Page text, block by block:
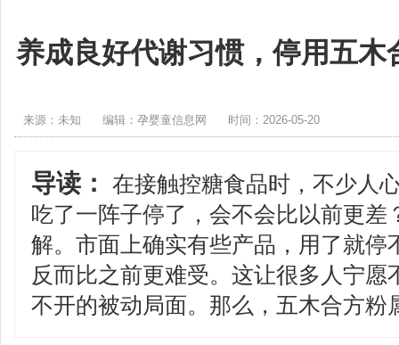
养成良好代谢习惯，停用五木
来源：未知 编辑：孕婴童信息网 时间：2026-05-20
导读：
在接触控糖食品时，不少人
吃了一阵子停了，会不会比以前更差
解。市面上确实有些产品，用了就停
反而比之前更难受。这让很多人宁愿
不开的被动局面。那么，五木合方粉